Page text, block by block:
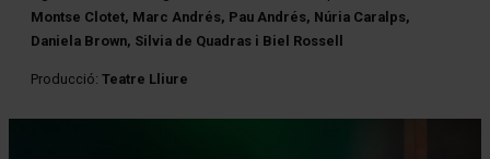
Montse Clotet, Marc Andrés, Pau Andrés, Núria Caralps,
Daniela Brown, Silvia de Quadras i Biel Rossell
Producció: Teatre Lliure